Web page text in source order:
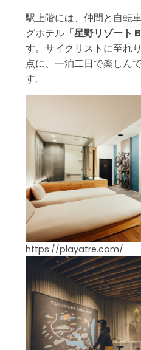
駅上階には、仲間と自転
グホテル 「星野リゾート
す。サイクリストに至れ
点に、一泊二日で楽しん
す。
https://playatre.com/